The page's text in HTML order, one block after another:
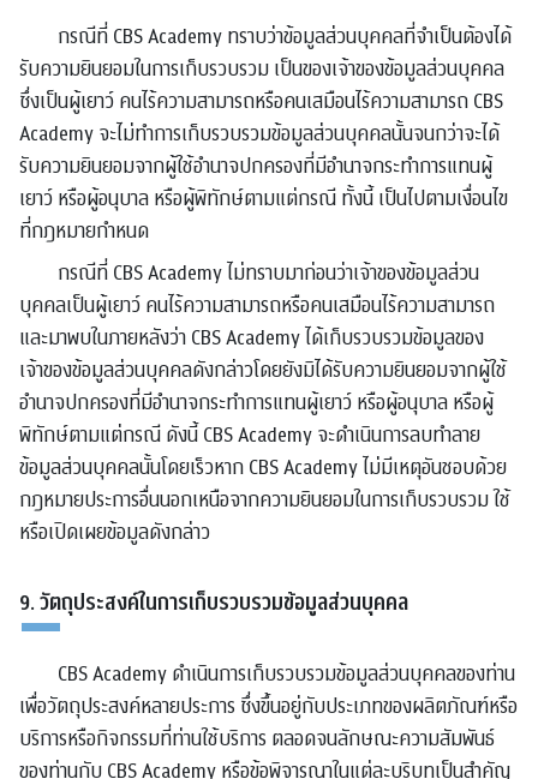
กรณีที่ CBS Academy ทราบว่าข้อมูลส่วนบุคคลที่จำเป็นต้องได้
รับความยินยอมในการเก็บรวบรวม เป็นของเจ้าของข้อมูลส่วนบุคคล
ซึ่งเป็นผู้เยาว์ คนไร้ความสามารถหรือคนเสมือนไร้ความสามารถ CBS
Academy จะไม่ทำการเก็บรวบรวมข้อมูลส่วนบุคคลนั้นจนกว่าจะได้
รับความยินยอมจากผู้ใช้อำนาจปกครองที่มีอำนาจกระทำการแทนผู้
เยาว์ หรือผู้อนุบาล หรือผู้พิทักษ์ตามแต่กรณี ทั้งนี้ เป็นไปตามเงื่อนไข
ที่กฎหมายกำหนด
กรณีที่ CBS Academy ไม่ทราบมาก่อนว่าเจ้าของข้อมูลส่วน
บุคคลเป็นผู้เยาว์ คนไร้ความสามารถหรือคนเสมือนไร้ความสามารถ
และมาพบในภายหลังว่า CBS Academy ได้เก็บรวบรวมข้อมูลของ
เจ้าของข้อมูลส่วนบุคคลดังกล่าวโดยยังมิได้รับความยินยอมจากผู้ใช้
อำนาจปกครองที่มีอำนาจกระทำการแทนผู้เยาว์ หรือผู้อนุบาล หรือผู้
พิทักษ์ตามแต่กรณี ดังนี้ CBS Academy จะดำเนินการลบทำลาย
ข้อมูลส่วนบุคคลนั้นโดยเร็วหาก CBS Academy ไม่มีเหตุอันชอบด้วย
กฎหมายประการอื่นนอกเหนือจากความยินยอมในการเก็บรวบรวม ใช้
หรือเปิดเผยข้อมูลดังกล่าว
9. วัตถุประสงค์ในการเก็บรวบรวมข้อมูลส่วนบุคคล
CBS Academy ดำเนินการเก็บรวบรวมข้อมูลส่วนบุคคลของท่าน
เพื่อวัตถุประสงค์หลายประการ ซึ่งขึ้นอยู่กับประเภทของผลิตภัณฑ์หรือ
บริการหรือกิจกรรมที่ท่านใช้บริการ ตลอดจนลักษณะความสัมพันธ์
ของท่านกับ CBS Academy หรือข้อพิจารณาในแต่ละบริบทเป็นสำคัญ